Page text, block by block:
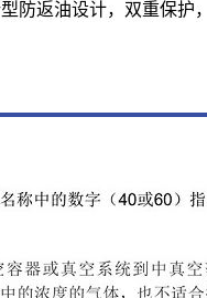
防返油设计，双重保护